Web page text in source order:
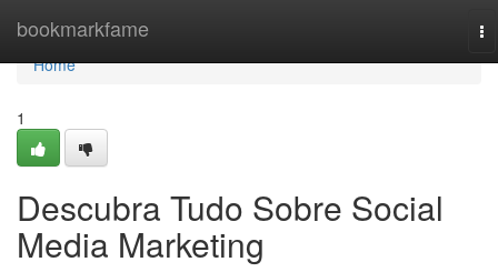
bookmarkfame
Home
Home
1
Descubra Tudo Sobre Social
Media Marketing